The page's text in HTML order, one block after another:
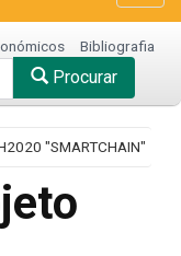
Bibliografia
Procurar
"SMARTCHAIN"